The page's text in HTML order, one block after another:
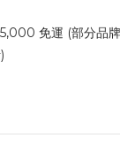
免運 (部分品牌